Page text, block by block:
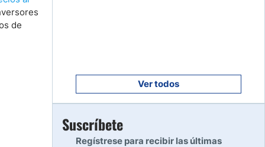
de
Leer reseña
10
Ver todos
Suscríbete
Regístrese para recibir las últimas